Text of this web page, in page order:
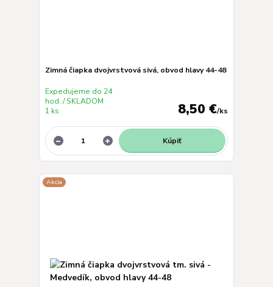
Zimná čiapka dvojvrstvová sivá, obvod hlavy 44-48
8,50 €/ks
Expedujeme do 24
hod. / SKLADOM
1 ks
Kúpiť
Akcia